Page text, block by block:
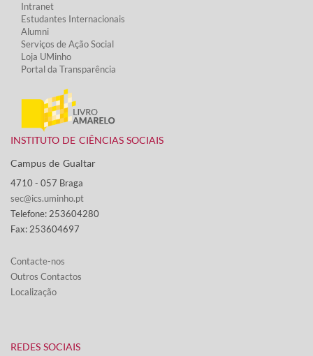
Intranet
Estudantes Inter​​nacionais
Alumni
Serviços de Ação Social​
Loja UMinho
Portal da Transparência
INSTITUTO DE CIÊNCIAS SOCIAIS
Campus de Gualtar ​
4710 - ​057 Braga
sec@ics.uminho.pt
Telefone: 253604280
Fax: 253604697
Contacte-nos​​​
Outros Contactos
Localização
​REDES SOCIAIS